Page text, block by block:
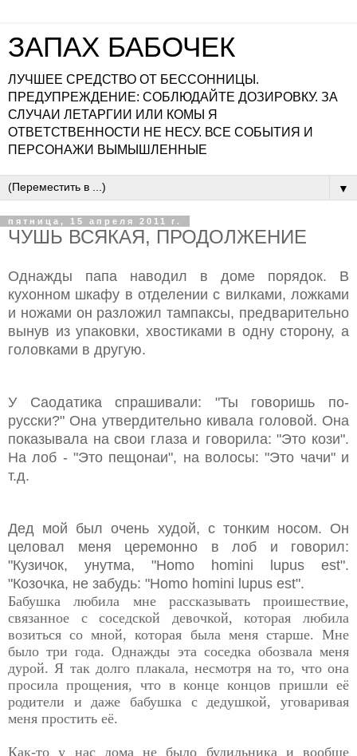
ЗАПАХ БАБОЧЕК
ЛУЧШЕЕ СРЕДСТВО ОТ БЕССОННИЦЫ.
ПРЕДУПРЕЖДЕНИЕ: СОБЛЮДАЙТЕ ДОЗИРОВКУ. ЗА
СЛУЧАИ ЛЕТАРГИИ ИЛИ КОМЫ Я
ОТВЕТСТВЕННОСТИ НЕ НЕСУ. ВСЕ СОБЫТИЯ И
ПЕРСОНАЖИ ВЫМЫШЛЕННЫЕ
▼
пятница, 15 апреля 2011 г.
ЧУШЬ ВСЯКАЯ, ПРОДОЛЖЕНИЕ
Однажды папа наводил в доме порядок. В
кухонном шкафу в отделении с вилками, ложками
и ножами он разложил тампаксы, предварительно
вынув из упаковки, хвостиками в одну сторону, а
головками в другую.
У Саодатика спрашивали: "Ты говоришь по-
русски?" Она утвердительно кивала головой. Она
показывала на свои глаза и говорила: "Это кози".
На лоб - "Это пещонаи", на волосы: "Это чачи" и
т.д.
Дед мой был очень худой, с тонким носом. Он
целовал меня церемонно в лоб и говорил:
"Кузичок, унутма, "Homo homini lupus est".
"Козочка, не забудь: "Homo homini lupus est".
Бабушка любила мне рассказывать проишествие,
связанное с соседской девочкой, которая любила
возиться со мной, которая была меня старше. Мне
было три года. Однажды эта соседка обозвала меня
дурой. Я так долго плакала, несмотря на то, что она
просила прощения, что в конце концов пришли её
родители и даже бабушка с дедушкой, уговаривая
меня простить её.
Как-то у нас дома не было будильника и вообще